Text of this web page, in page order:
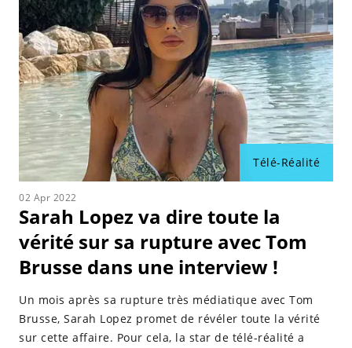
Télé-Réalité
02 Apr 2022
Sarah Lopez va dire toute la
vérité sur sa rupture avec Tom
Brusse dans une interview !
Un mois après sa rupture très médiatique avec Tom
Brusse, Sarah Lopez promet de révéler toute la vérité
sur cette affaire. Pour cela, la star de télé-réalité a